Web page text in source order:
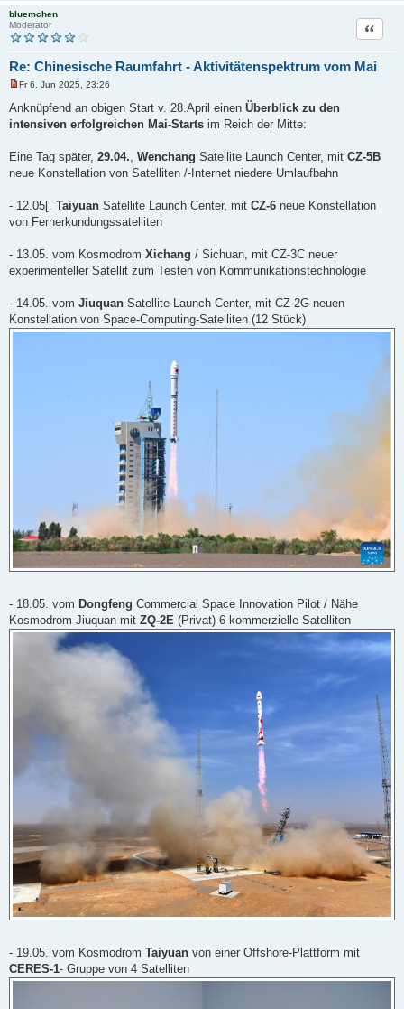
bluemchen
Moderator
Re: Chinesische Raumfahrt - Aktivitätenspektrum vom Mai
Zitat
n
g
e
s
n
r
B
e
g
Fr 6. Jun 2025, 23:26
Anknüpfend an obigen Start v. 28.April einen Überblick zu den
intensiven erfolgreichen Mai-Starts im Reich der Mitte:
Eine Tag später, 29.04. Wenchang Satellite Launch Center, mit CZ-5B
neue Konstellation von Satelliten /-Internet niedere Umlaufbahn
- 12.05[. Taiyuan Satellite Launch Center, mit CZ-6 neue Konstellation
von Fernerkundungssatelliten
- 13.05. vom Kosmodrom Xichang / Sichuan, mit CZ-3C neuer
experimenteller Satellit zum Testen von Kommunikationstechnologie
- 14.05. vom Jiuquan Satellite Launch Center, mit CZ-2G neuen
Konstellation von Space-Computing-Satelliten (12 Stück)
- 18.05. vom Dongfeng Commercial Space Innovation Pilot / Nähe
Kosmodrom Jiuquan mit ZQ-2E (Privat) 6 kommerzielle Satelliten
- 19.05. vom Kosmodrom Taiyuan von einer Offshore-Plattform mit
CERES-1- Gruppe von 4 Satelliten